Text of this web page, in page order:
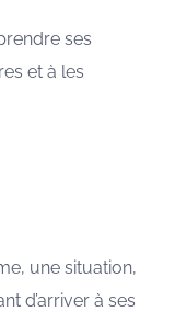
ses
et à les
une situation,
d’arriver à ses